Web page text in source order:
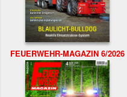
FEUERWEHR-MAGAZIN 6/2026